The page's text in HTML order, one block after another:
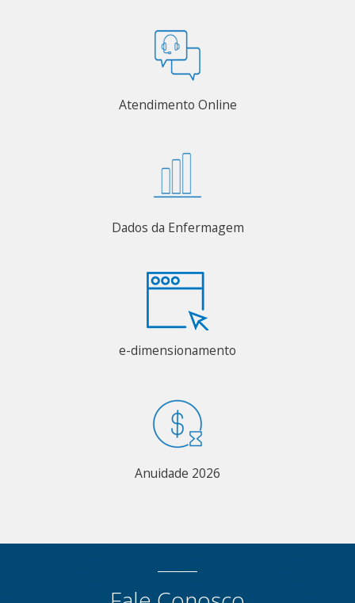
Atendimento Online
Dados da Enfermagem
e-dimensionamento
Anuidade 2026